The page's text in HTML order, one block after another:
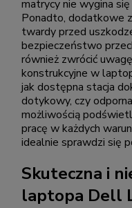
matrycy nie wygina
Ponadto, dodatkowe
twardy przed
bezpieczeństwo
również zwrócić
konstrukcyjne w
jak dostępna stacja
dotykowy, czy
możliwością
pracę w każdych
idealnie sprawdzi się
Skuteczna i
laptopa Dell